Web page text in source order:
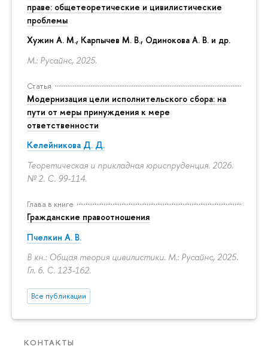
праве: общетеоретические и цивилистические
проблемы
Хужин А. М., Карпычев М. В., Одинокова А. В. и др.
М.: Русайнс, 2025.
Статья
Модернизация цели исполнительского сбора: на
пути от меры принуждения к мере
ответственности
Келейникова Д. Д.
Теоретическая и прикладная юриспруденция. 2026.
№ 2. С. 99-114.
Глава в книге
Гражданские правоотношения
Пчелкин А. В.
В кн.: Общая теория цивилистики. М.: Русайнс, 2025.
Гл. 6. С. 123-162.
Все публикации
КОНТАКТЫ